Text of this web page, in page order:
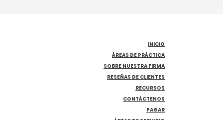
INICIO
ÁREAS DE PRÁCTICA
SOBRE NUESTRA FIRMA
RESEÑAS DE CLIENTES
RECURSOS
CONTÁCTENOS
PAGAR